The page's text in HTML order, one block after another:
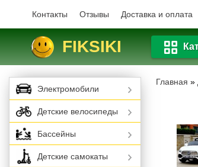
Контакты Отзывы Доставка и оплата
FIKSIKI
Главная »
Электромобили
Детские велосипеды
Бассейны
Детские самокаты